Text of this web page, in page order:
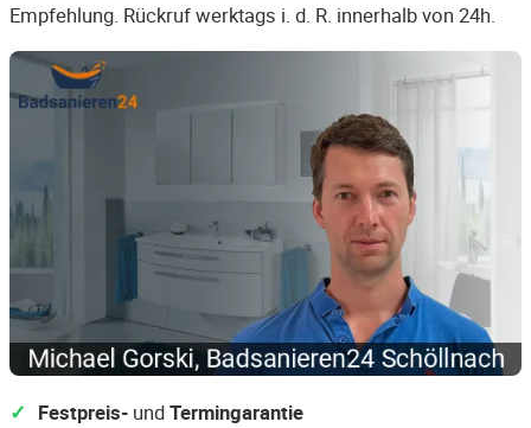
Empfehlung. Rückruf werktags i. d. R. innerhalb von 24h.
Festpreis- undTermingarantie